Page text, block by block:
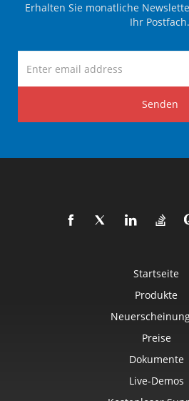
Erhalten Sie monatliche
Ihr Postfach.
Senden
Startseite
Produkte
Preise
Dokumente
Live-Demos